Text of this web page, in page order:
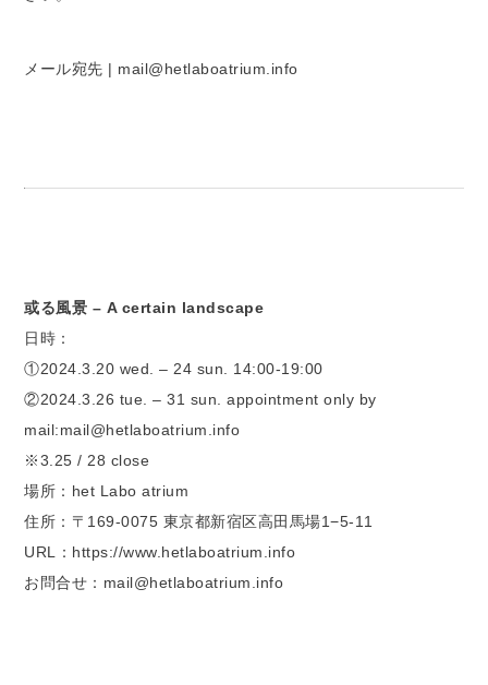
メール宛先 | mail@hetlaboatrium.info
或る風景 – A certain landscape
日時：
①2024.3.20 wed. – 24 sun. 14:00-19:00
②2024.3.26 tue. – 31 sun. appointment only by
mail:mail@hetlaboatrium.info
※3.25 / 28 close
場所：het Labo atrium
住所：〒169-0075 東京都新宿区高田馬場1−5-11
URL：https://www.hetlaboatrium.info
お問合せ：mail@hetlaboatrium.info